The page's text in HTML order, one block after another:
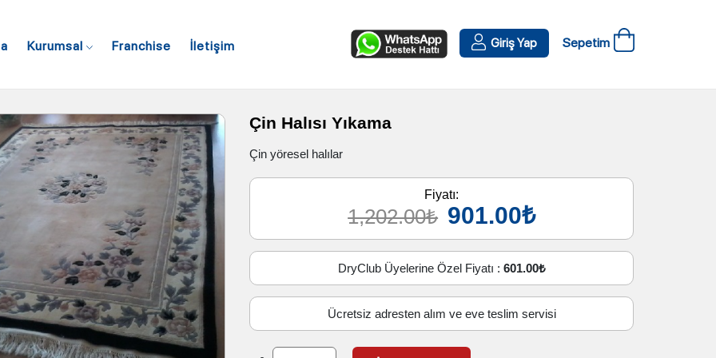
Kurumsal Franchise İletişim Sepetim
Giriş Yap
Çin Halısı Yıkama
Çin yöresel halılar
Fiyatı:
1,202.00₺ 901.00₺
DryClub Üyelerine Özel Fiyatı : 601.00₺
Ücretsiz adresten alım ve eve teslim servisi